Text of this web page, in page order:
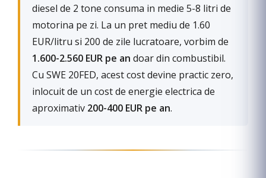
diesel de 2 tone consuma in medie 5-8 litri de
motorina pe zi. La un pret mediu de 1.60
EUR/litru si 200 de zile lucratoare, vorbim de
1.600-2.560 EUR pe an doar din combustibil.
Cu SWE 20FED, acest cost devine practic zero,
inlocuit de un cost de energie electrica de
aproximativ 200-400 EUR pe an.